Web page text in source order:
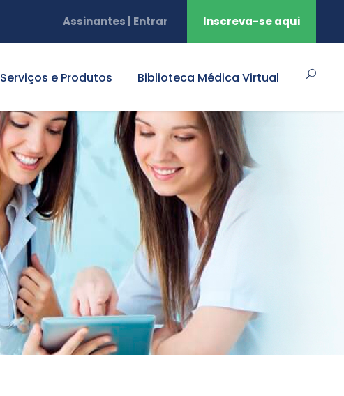
Assinantes | Entrar Inscreva-se aqui
Serviços e Produtos Biblioteca Médica Virtual